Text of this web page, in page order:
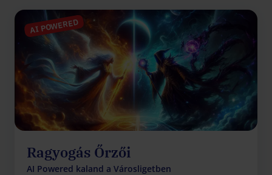
AI POWERED
Ragyogás Őrzői
AI Powered kaland a Városligetben